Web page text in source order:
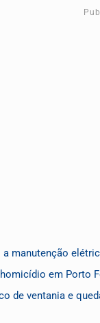
manutenção
em Porto
de ventania e